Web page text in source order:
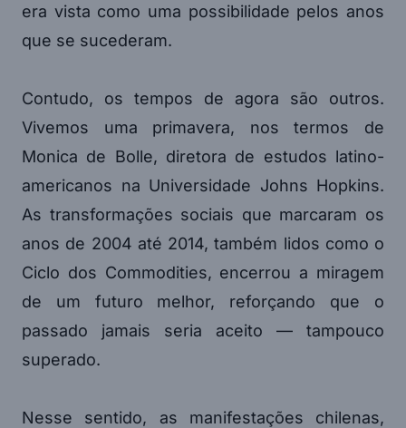
era vista como uma possibilidade pelos anos
que se sucederam.
Contudo, os tempos de agora são outros.
Vivemos uma primavera, nos termos de
Monica de Bolle, diretora de estudos latino-
americanos na Universidade Johns Hopkins.
As transformações sociais que marcaram os
anos de 2004 até 2014, também lidos como o
Ciclo dos Commodities, encerrou a miragem
de um futuro melhor, reforçando que o
passado jamais seria aceito — tampouco
superado.
Nesse sentido, as manifestações chilenas,